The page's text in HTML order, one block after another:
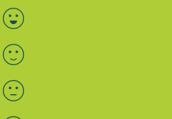
Bewertung auswählen